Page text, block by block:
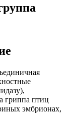
гриппа птиц
эмбрионах,